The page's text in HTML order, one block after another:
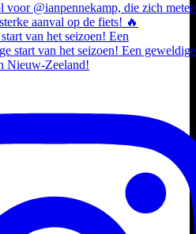
van het seizoen! Een